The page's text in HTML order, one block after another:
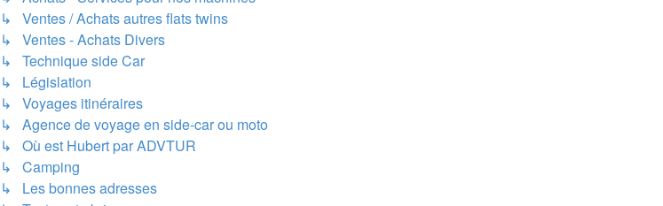
↳ Ventes / Achats autres flats twins
↳ Ventes - Achats Divers
↳ Technique side Car
↳ Législation
↳ Voyages itinéraires
↳ Agence de voyage en side-car ou moto
↳ Où est Hubert par ADVTUR
↳ Camping
↳ Les bonnes adresses